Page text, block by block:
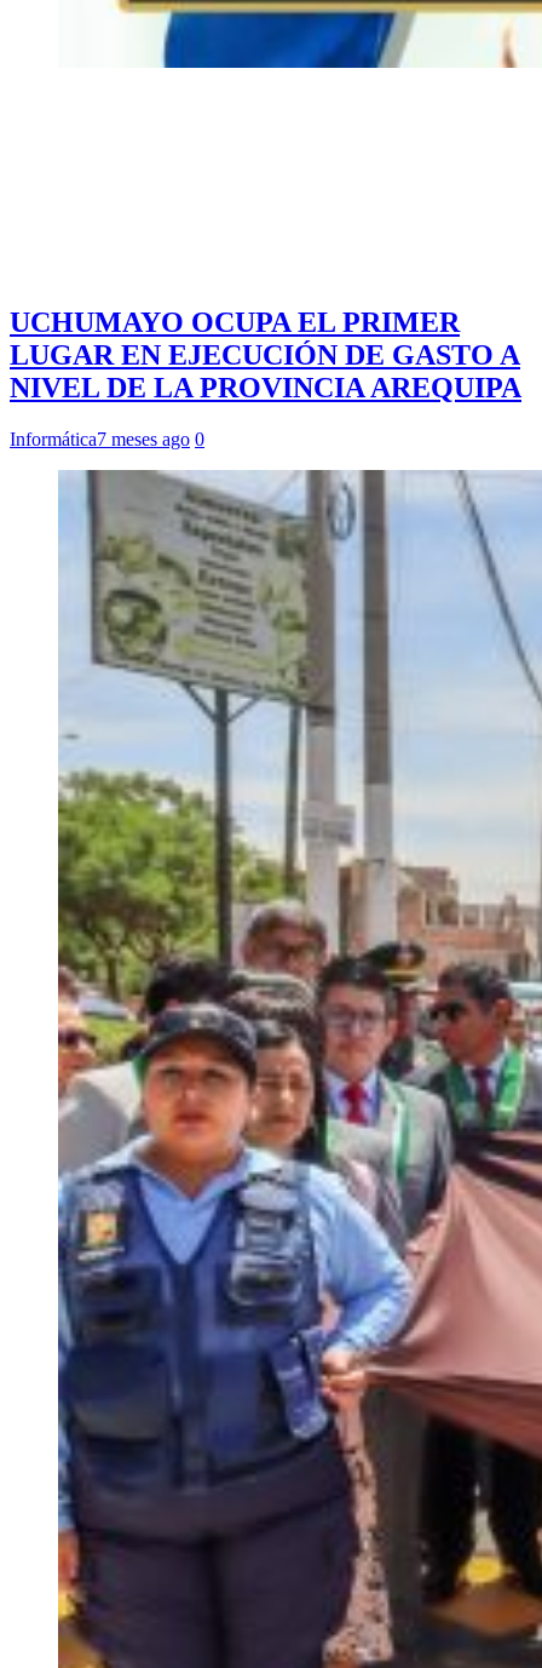
UCHUMAYO OCUPA EL PRIMER
LUGAR EN EJECUCIÓN DE GASTO A
NIVEL DE LA PROVINCIA AREQUIPA
Informática7 meses ago 0